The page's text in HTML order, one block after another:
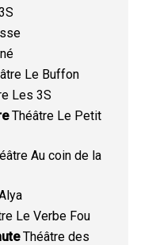
Le Buffon
Les 3S
Théâtre Le Petit
Au coin de la
Le Verbe Fou
Théâtre des